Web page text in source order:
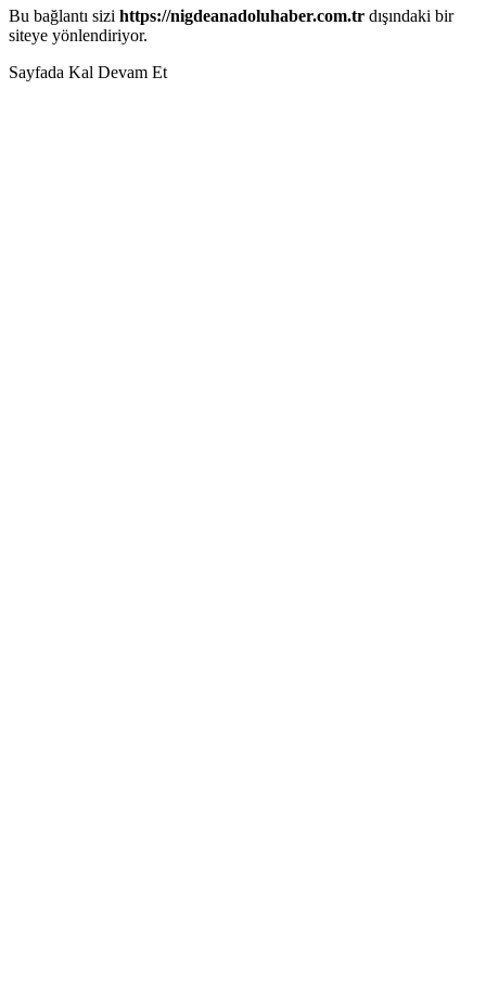
Bu bağlantı sizi https://nigdeanadoluhaber.com.tr dışındaki bir
siteye yönlendiriyor.
Sayfada Kal Devam Et